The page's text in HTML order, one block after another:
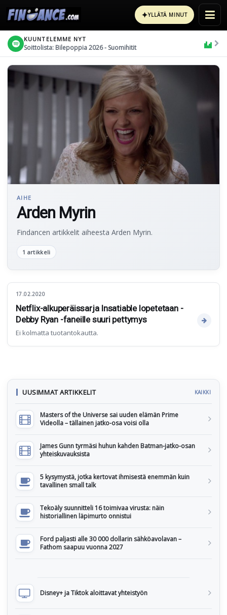
✦YLLÄTÄ MINUT
KUUNTELEMME NYT
Soittolista: Bilepoppia 2026 - Suomihitit
AIHE
Arden Myrin
Findancen artikkelit aiheesta Arden Myrin.
1 artikkeli
17.02.2020
Netflix-alkuperäissarja Insatiable lopetetaan -
Debby Ryan -faneille suuri pettymys
Ei kolmatta tuotantokautta.
UUSIMMAT ARTIKKELIT KAIKKI
Masters of the Universe sai uuden elämän Prime
Videolla – tällainen jatko-osa voisi olla
James Gunn tyrmäsi huhun kahden Batman-jatko-osan
yhteiskuvauksista
5 kysymystä, jotka kertovat ihmisestä enemmän kuin
tavallinen small talk
Tekoäly suunnitteli 16 toimivaa virusta: näin
historiallinen läpimurto onnistui
Ford paljasti alle 30 000 dollarin sähköavolavan –
Fathom saapuu vuonna 2027
Disney+ ja Tiktok aloittavat yhteistyön